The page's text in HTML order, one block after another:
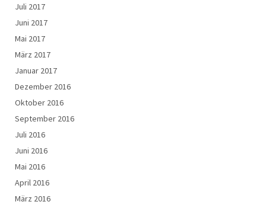
Juli 2017
Juni 2017
Mai 2017
März 2017
Januar 2017
Dezember 2016
Oktober 2016
September 2016
Juli 2016
Juni 2016
Mai 2016
April 2016
März 2016